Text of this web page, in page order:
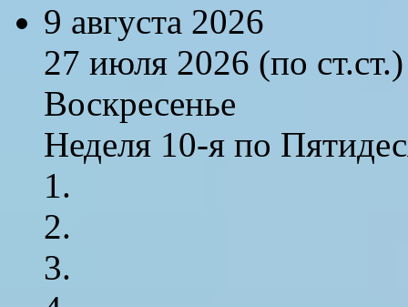
9 августа 2026
27 июля 2026 (по ст.ст.)
Воскресенье
Неделя 10-я по